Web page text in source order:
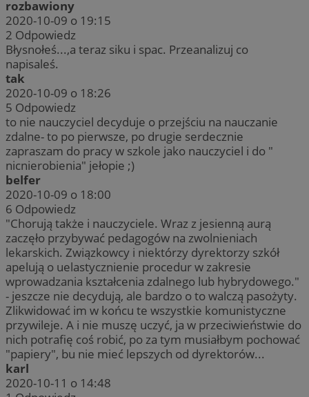
rozbawiony
2020-10-09 o 19:15
2 Odpowiedz
Błysnołeś...,a teraz siku i spac. Przeanalizuj co
napisaleś.
tak
2020-10-09 o 18:26
5 Odpowiedz
to nie nauczyciel decyduje o przejściu na nauczanie
zdalne- to po pierwsze, po drugie serdecznie
zapraszam do pracy w szkole jako nauczyciel i do "
nicnierobienia" jełopie ;)
belfer
2020-10-09 o 18:00
6 Odpowiedz
"Chorują także i nauczyciele. Wraz z jesienną aurą
zaczęło przybywać pedagogów na zwolnieniach
lekarskich. Związkowcy i niektórzy dyrektorzy szkół
apelują o uelastycznienie procedur w zakresie
wprowadzania kształcenia zdalnego lub hybrydowego."
- jeszcze nie decydują, ale bardzo o to walczą pasożyty.
Zlikwidować im w końcu te wszystkie komunistyczne
przywileje. A i nie muszę uczyć, ja w przeciwieństwie do
nich potrafię coś robić, po za tym musiałbym pochować
"papiery", bu nie mieć lepszych od dyrektorów...
karl
2020-10-11 o 14:48